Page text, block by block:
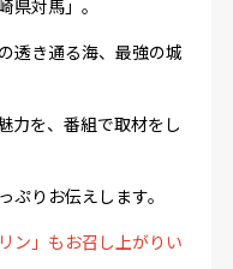
県対馬」。
透き通る海、最強の城
力を、番組で取材をし
りお伝えします。
ン」もお召し上がりい